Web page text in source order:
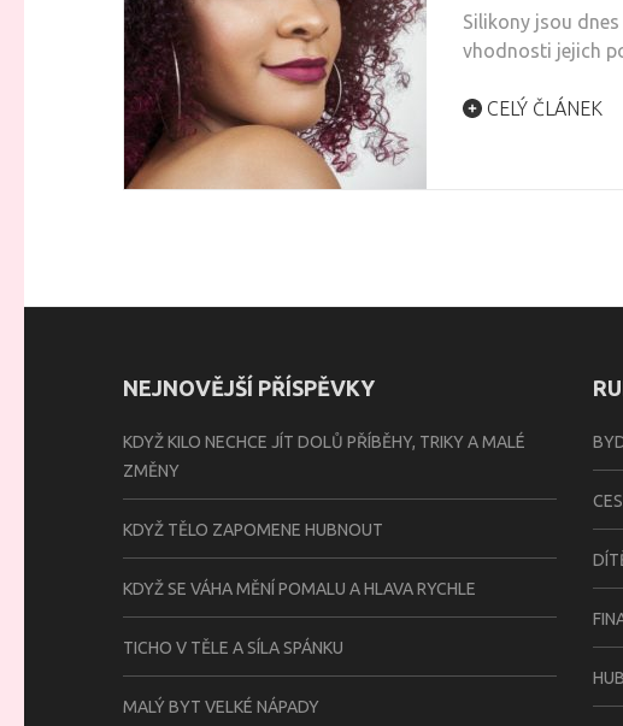
Silikony jsou
vhodnosti jejich
CELÝ ČLÁNEK
NEJNOVĚJŠÍ PŘÍSPĚVKY
KDYŽ KILO NECHCE JÍT DOLŮ PŘÍBĚHY, TRIKY A MALÉ
ZMĚNY
KDYŽ TĚLO ZAPOMENE HUBNOUT
KDYŽ SE VÁHA MĚNÍ POMALU A HLAVA RYCHLE
TICHO V TĚLE A SÍLA SPÁNKU
MALÝ BYT VELKÉ NÁPADY